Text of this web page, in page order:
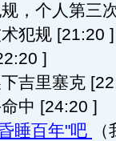
，个人第三
犯规 [21:20 ]
]
吉里塞克
中 [24:20 ]
睡百年"吧